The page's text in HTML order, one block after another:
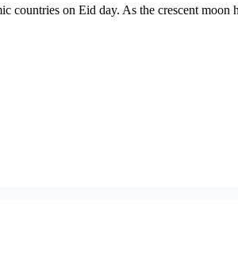
on Eid day. As the crescent moon